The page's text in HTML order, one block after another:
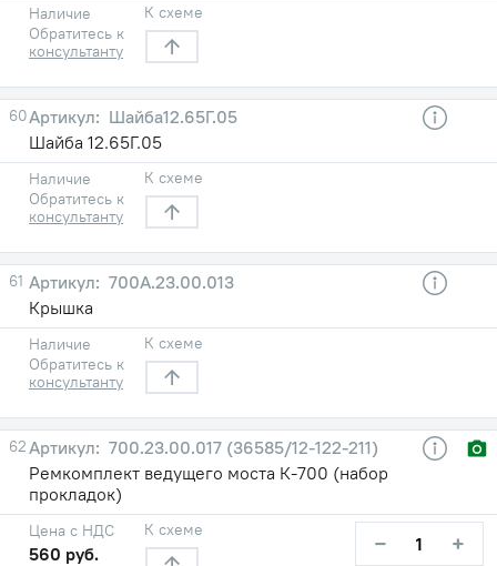
Наличие
Обратитесь к
консультанту
К схеме
60
Шайба12.65Г.05
Шайба 12.65Г.05
Наличие
Обратитесь к
консультанту
К схеме
61
700А.23.00.013
Крышка
Наличие
Обратитесь к
консультанту
К схеме
62
700.23.00.017 (36585/12-122-211)
Ремкомплект ведущего моста К-700 (набор
прокладок)
Цена с НДС
560 руб.
К схеме − +